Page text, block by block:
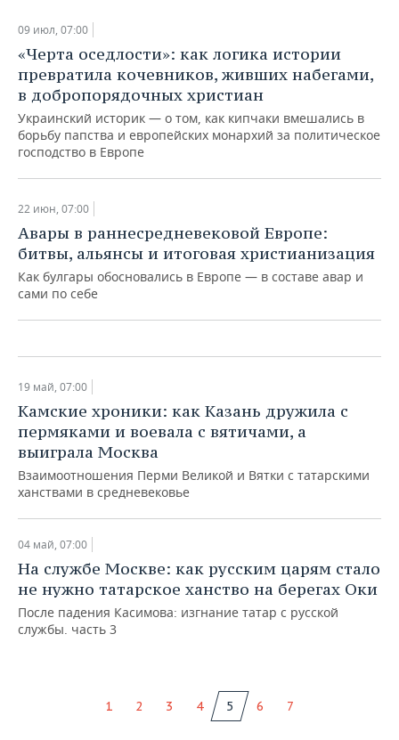
09 июл, 07:00
«Черта оседлости»: как логика истории
превратила кочевников, живших набегами,
в добропорядочных христиан
Украинский историк — о том, как кипчаки вмешались в
борьбу папства и европейских монархий за политическое
господство в Европе
22 июн, 07:00
Авары в раннесредневековой Европе:
битвы, альянсы и итоговая христианизация
Как булгары обосновались в Европе — в составе авар и
сами по себе
Башкиро-татарские восстания: как
Москва сыграла на противоречиях с
казахами и калмыками и победила
19 май, 07:00
Камские хроники: как Казань дружила с
пермяками и воевала с вятичами, а
выиграла Москва
Взаимоотношения Перми Великой и Вятки с татарскими
ханствами в средневековье
04 май, 07:00
На службе Москве: как русским царям стало
не нужно татарское ханство на берегах Оки
После падения Касимова: изгнание татар с русской
службы. часть 3
1 2 3 4 5 6 7